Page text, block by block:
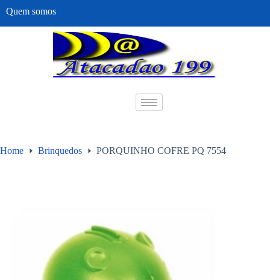
Quem somos
Home Brinquedos PORQUINHO COFRE PQ 7554